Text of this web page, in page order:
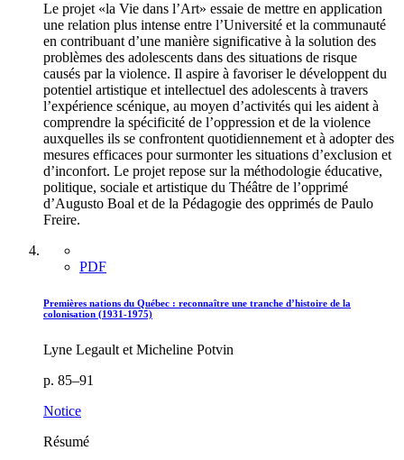
Le projet «la Vie dans l’Art» essaie de mettre en application
une relation plus intense entre l’Université et la communauté
en contribuant d’une manière significative à la solution des
problèmes des adolescents dans des situations de risque
causés par la violence. Il aspire à favoriser le développent du
potentiel artistique et intellectuel des adolescents à travers
l’expérience scénique, au moyen d’activités qui les aident à
comprendre la spécificité de l’oppression et de la violence
auxquelles ils se confrontent quotidiennement et à adopter des
mesures efficaces pour surmonter les situations d’exclusion et
d’inconfort. Le projet repose sur la méthodologie éducative,
politique, sociale et artistique du Théâtre de l’opprimé
d’Augusto Boal et de la Pédagogie des opprimés de Paulo
Freire.
PDF
Premières nations du Québec : reconnaître une tranche d’histoire de la
colonisation (1931-1975)
Lyne Legault et Micheline Potvin
p. 85–91
Notice
Résumé